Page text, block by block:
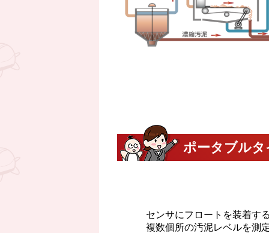
ポータブルタ
センサにフロートを装着す
複数個所の汚泥レベルを測